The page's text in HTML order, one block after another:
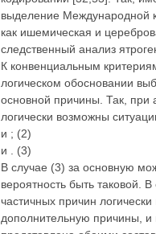
выделение Международной
как ишемическая и
следственный анализ
К конвенциальным
логическом обосновании
основной причины. Так, при
логически возможны
и ; (2)
и . (3)
В случае (3) за основную
вероятность быть таковой.
частичных причин
дополнительную причины, и